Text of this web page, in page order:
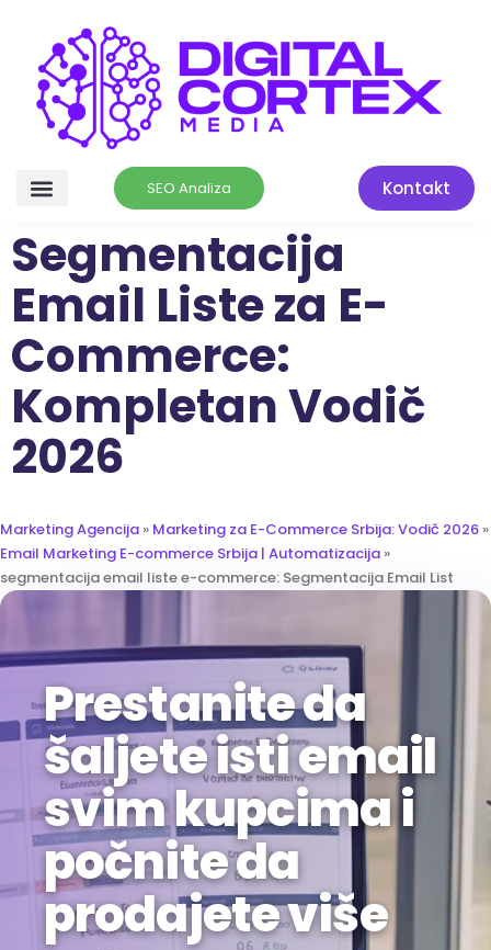
SEO Analiza Kontakt
Segmentacija
Email Liste za E-
Commerce:
Kompletan Vodič
2026
Marketing Agencija » Marketing za E-Commerce Srbija: Vodič 2026 »
Email Marketing E-commerce Srbija | Automatizacija »
segmentacija email liste e-commerce: Segmentacija Email List
Prestanite da
šaljete isti email
svim kupcima i
počnite da
prodajete više